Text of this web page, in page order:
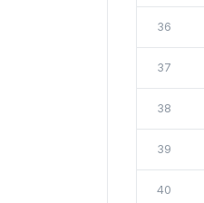
36
37
38
39
40